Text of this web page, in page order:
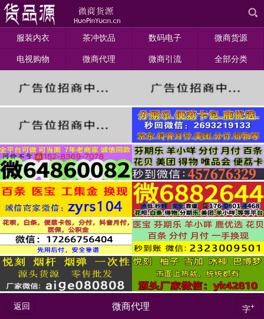
服装内衣 茶冲饮品 数码电子 微商货源
电视购物 微商代理 微商引流 全部分类
返回 微商代理 字+